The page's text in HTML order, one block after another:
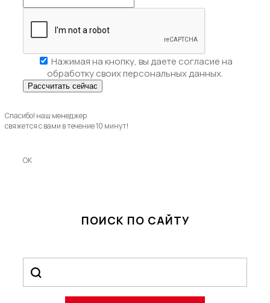
Нажимая на кнопку, вы даете согласие на
обработку своих персональных данных.
Спасибо! наш менеджер
свяжется с вами в течение 10 минут!
OK
ПОИСК ПО САЙТУ